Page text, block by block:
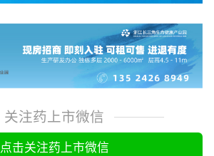
关注药上市微信
点击关注药上市微信